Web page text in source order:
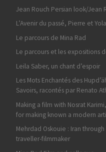
Jean Rouch Persian look/Jean
L’Avenir du passé, Pierre et
Le parcours de Mina Rad
Le parcours et les expositions
Leila Saber, un chant d’espoir
Les Mots Enchantés des
Savoirs, racontés par Renato
Making a film with Nosrat
for making known a modern
Mehrdad Oskouie : Iran
traveller-filmmaker